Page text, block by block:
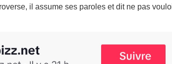
il assume ses paroles et dit ne pas